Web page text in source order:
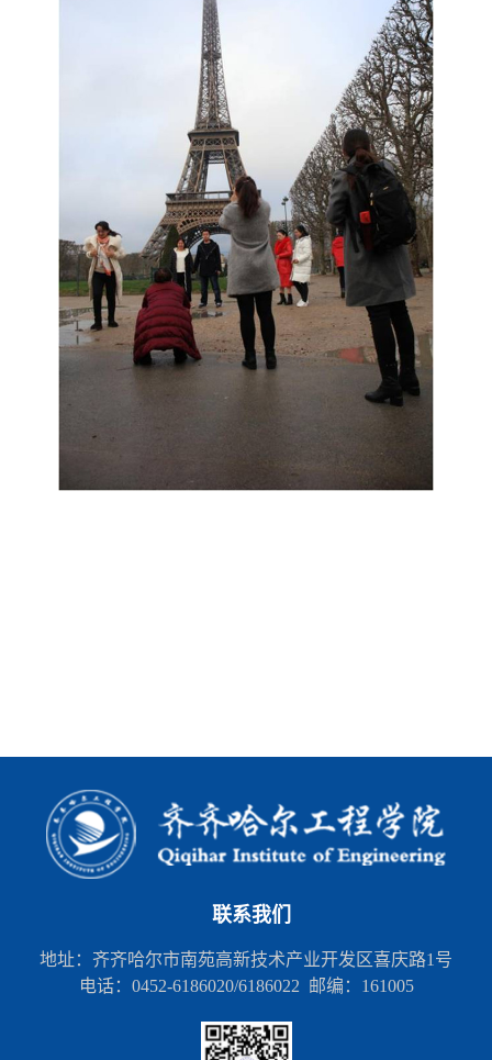
联系我们
地址：齐齐哈尔市南苑高新技术产业开发区喜庆路1号
电话：0452-6186020/6186022 邮编：161005